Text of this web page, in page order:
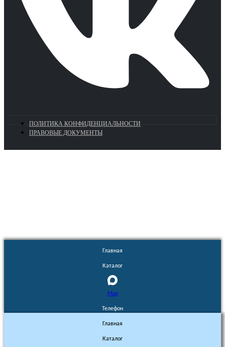
ПОЛИТИКА КОНФИДЕНЦИАЛЬНОСТИ
ПРАВОВЫЕ ДОКУМЕНТЫ
Главная
Каталог
Max
Телефон
Главная
Каталог